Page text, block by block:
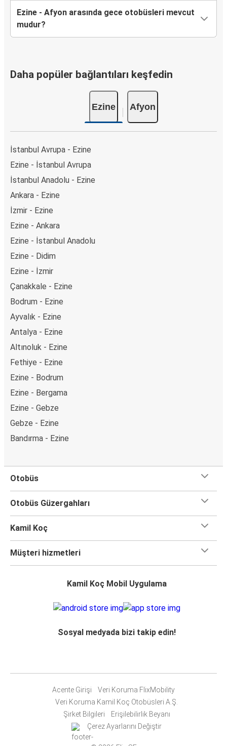
Ezine - Afyon arasında gece otobüsleri mevcut
mudur?
Daha popüler bağlantıları keşfedin
Ezine Afyon
İstanbul Avrupa - Ezine
Ezine - İstanbul Avrupa
İstanbul Anadolu - Ezine
Ankara - Ezine
İzmir - Ezine
Ezine - Ankara
Ezine - İstanbul Anadolu
Ezine - Didim
Ezine - İzmir
Çanakkale - Ezine
Bodrum - Ezine
Ayvalık - Ezine
Antalya - Ezine
Altınoluk - Ezine
Fethiye - Ezine
Ezine - Bodrum
Ezine - Bergama
Ezine - Gebze
Gebze - Ezine
Bandırma - Ezine
Otobüs
Otobüs Güzergahları
Kamil Koç
Müşteri hizmetleri
Kamil Koç Mobil Uygulama
Sosyal medyada bizi takip edin!
Acente Girişi
Veri Koruma FlixMobility
Veri Koruma Kamil Koç Otobüsleri A.Ş.
Şirket Bilgileri
Erişilebilirlik Beyanı
Çerez Ayarlarını Değiştir